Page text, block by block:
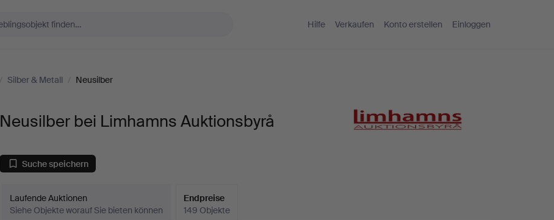
Hilfe Verkaufen Konto erstellen Einloggen
/ Silber & Metall / Neusilber
Neusilber bei Limhamns Auktionsbyrå
Suche speichern
Laufende Auktionen
Siehe Objekte worauf Sie bieten können
Endpreise
149 Objekte